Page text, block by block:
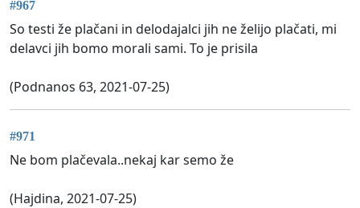
#967
So testi že plačani in delodajalci jih ne želijo plačati, mi
delavci jih bomo morali sami. To je prisila
(Podnanos 63, 2021-07-25)
#971
Ne bom plačevala..nekaj kar semo že
(Hajdina, 2021-07-25)